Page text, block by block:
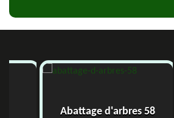
Abattage d'arbres 58